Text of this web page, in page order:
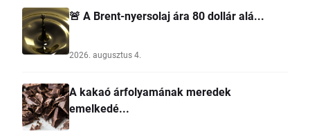
🚨 A Brent-nyersolaj ára 80 dollár alá...
2026. augusztus 4.
A kakaó árfolyamának meredek
emelkedé...